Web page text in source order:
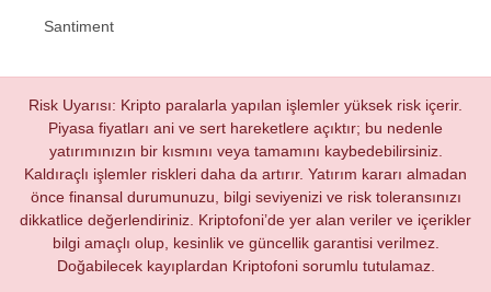
Santiment
Risk Uyarısı: Kripto paralarla yapılan işlemler yüksek risk içerir.
Piyasa fiyatları ani ve sert hareketlere açıktır; bu nedenle
yatırımınızın bir kısmını veya tamamını kaybedebilirsiniz.
Kaldıraçlı işlemler riskleri daha da artırır. Yatırım kararı almadan
önce finansal durumunuzu, bilgi seviyenizi ve risk toleransınızı
dikkatlice değerlendiriniz. Kriptofoni’de yer alan veriler ve içerikler
bilgi amaçlı olup, kesinlik ve güncellik garantisi verilmez.
Doğabilecek kayıplardan Kriptofoni sorumlu tutulamaz.